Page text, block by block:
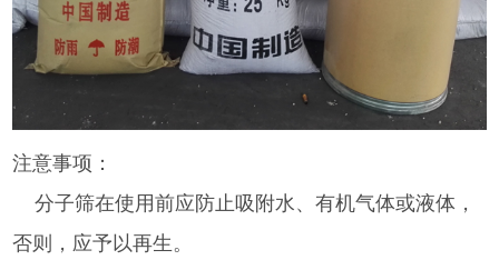
注意事项：
分子筛在使用前应防止吸附水、有机气体或液体，
否则，应予以再生。